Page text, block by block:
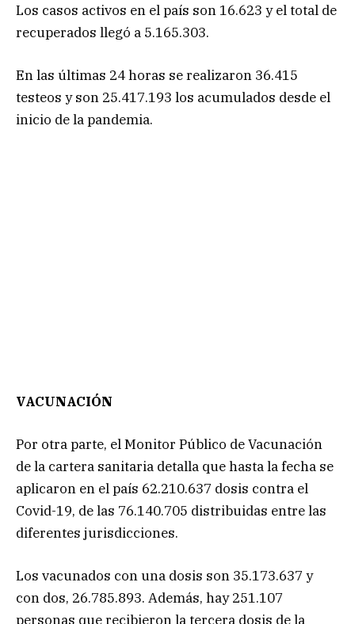
Los casos activos en el país son 16.623 y el total de
recuperados llegó a 5.165.303.
En las últimas 24 horas se realizaron 36.415
testeos y son 25.417.193 los acumulados desde el
inicio de la pandemia.
VACUNACIÓN
Por otra parte, el Monitor Público de Vacunación
de la cartera sanitaria detalla que hasta la fecha se
aplicaron en el país 62.210.637 dosis contra el
Covid-19, de las 76.140.705 distribuidas entre las
diferentes jurisdicciones.
Los vacunados con una dosis son 35.173.637 y
con dos, 26.785.893. Además, hay 251.107
personas que recibieron la tercera dosis de la